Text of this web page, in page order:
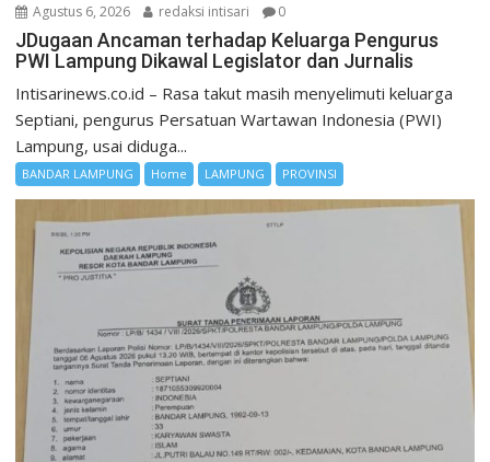
Agustus 6, 2026 redaksi intisari 0
JDugaan Ancaman terhadap Keluarga Pengurus
PWI Lampung Dikawal Legislator dan Jurnalis
Intisarinews.co.id – Rasa takut masih menyelimuti keluarga
Septiani, pengurus Persatuan Wartawan Indonesia (PWI)
Lampung, usai diduga...
BANDAR LAMPUNG Home LAMPUNG PROVINSI